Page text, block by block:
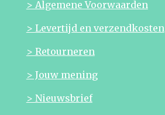
> Algemene Voorwaarden
> Levertijd en verzendkosten
> Retourneren
> Jouw mening
> Nieuwsbrief